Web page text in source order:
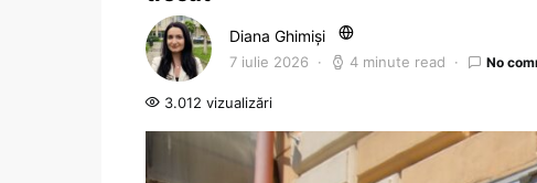
Diana Ghimiși
7 iulie 2026 4 minute read No
3.012 vizualizări